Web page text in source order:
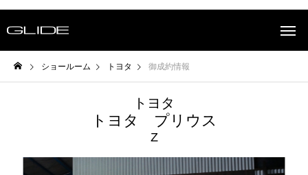
ショールーム トヨタ 御成約情報
トヨタ
トヨタ プリウス
Z